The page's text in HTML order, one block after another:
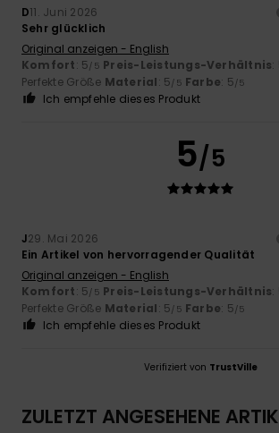
D11. Juni 2026
Sehr glücklich
Original anzeigen - English
Komfort: 5/5 Preis-Leistungs-Verhältnis:
Perfekte Größe Material: 5/5 Farbe: 5/5
Ich empfehle dieses Produkt
5/5
J29. Mai 2026
Ein Artikel von hervorragender Qualität
Original anzeigen - English
Komfort: 5/5 Preis-Leistungs-Verhältnis:
Perfekte Größe Material: 5/5 Farbe: 5/5
Ich empfehle dieses Produkt
Verifiziert von TrustVille
ZULETZT ANGESEHENE